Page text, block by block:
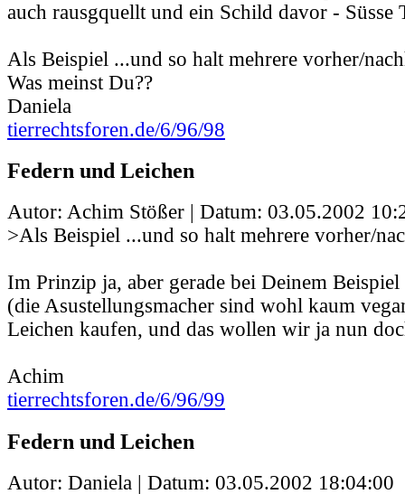
auch rausgquellt und ein Schild davor - Süsse
Als Beispiel ...und so halt mehrere vorher/
Was meinst Du??
Daniela
tierrechtsforen.de/6/96/98
Federn und Leichen
Autor: Achim Stößer | Datum: 03.05.2002
>Als Beispiel ...und so halt mehrere vorher/
Im Prinzip ja, aber gerade bei Deinem
(die Asustellungsmacher sind wohl kaum
Leichen kaufen, und das wollen wir ja nun
Achim
tierrechtsforen.de/6/96/99
Federn und Leichen
Autor: Daniela | Datum: 03.05.2002 18:04:00